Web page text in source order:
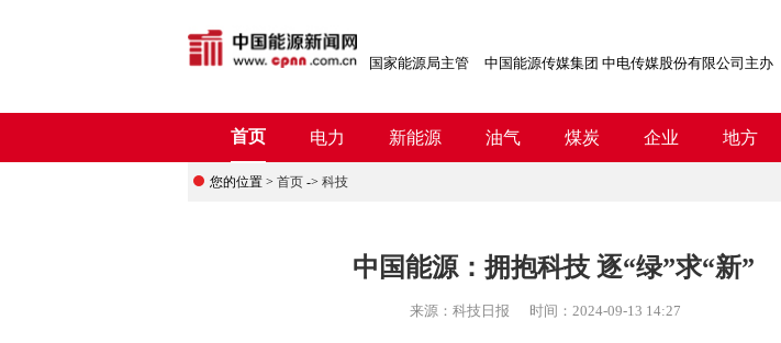
国家能源局主管 中国能源传媒集团 中电传媒股份有限公司主办
首页 电力 新能源 油气 煤炭 企业 地方
您的位置 > 首页 -> 科技
中国能源：拥抱科技 逐“绿”求“新”
来源： 科技日报 时间： 2024-09-13 14:27